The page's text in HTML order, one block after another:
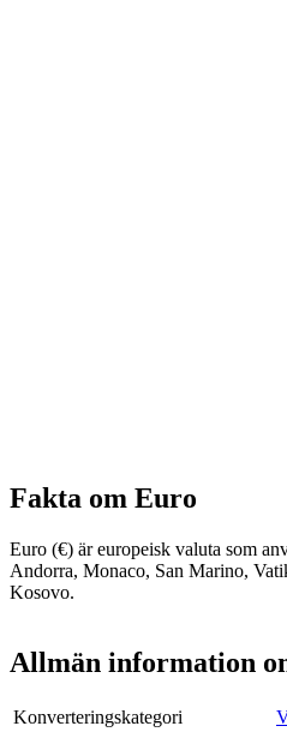
Fakta om Euro
Euro (€) är europeisk valuta som
Andorra, Monaco, San Marino,
Kosovo.
Allmän information
Konverteringskategori